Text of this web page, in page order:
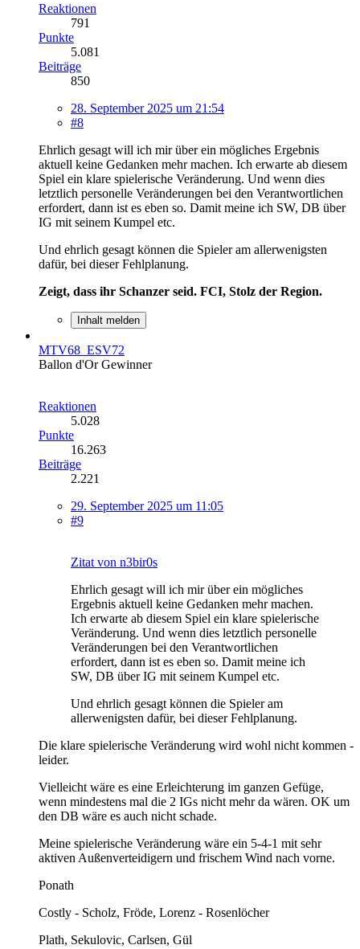
Reaktionen
791
Punkte
5.081
Beiträge
850
28. September 2025 um 21:54
#8
Ehrlich gesagt will ich mir über ein mögliches Ergebnis
aktuell keine Gedanken mehr machen. Ich erwarte ab diesem
Spiel ein klare spielerische Veränderung. Und wenn dies
letztlich personelle Veränderungen bei den Verantwortlichen
erfordert, dann ist es eben so. Damit meine ich SW, DB über
IG mit seinem Kumpel etc.
Und ehrlich gesagt können die Spieler am allerwenigsten
dafür, bei dieser Fehlplanung.
Zeigt, dass ihr Schanzer seid. FCI, Stolz der Region.
Inhalt melden
MTV68_ESV72
Ballon d'Or Gewinner
Reaktionen
5.028
Punkte
16.263
Beiträge
2.221
29. September 2025 um 11:05
#9
Zitat von n3bir0s
Ehrlich gesagt will ich mir über ein mögliches
Ergebnis aktuell keine Gedanken mehr machen.
Ich erwarte ab diesem Spiel ein klare spielerische
Veränderung. Und wenn dies letztlich personelle
Veränderungen bei den Verantwortlichen
erfordert, dann ist es eben so. Damit meine ich
SW, DB über IG mit seinem Kumpel etc.
Und ehrlich gesagt können die Spieler am
allerwenigsten dafür, bei dieser Fehlplanung.
Die klare spielerische Veränderung wird wohl nicht kommen -
leider.
Vielleicht wäre es eine Erleichterung im ganzen Gefüge,
wenn mindestens mal die 2 IGs nicht mehr da wären. OK um
den DB wäre es auch nicht schade.
Meine spielerische Veränderung wäre ein 5-4-1 mit sehr
aktiven Außenverteidigern und frischem Wind nach vorne.
Ponath
Costly - Scholz, Fröde, Lorenz - Rosenlöcher
Plath, Sekulovic, Carlsen, Gül